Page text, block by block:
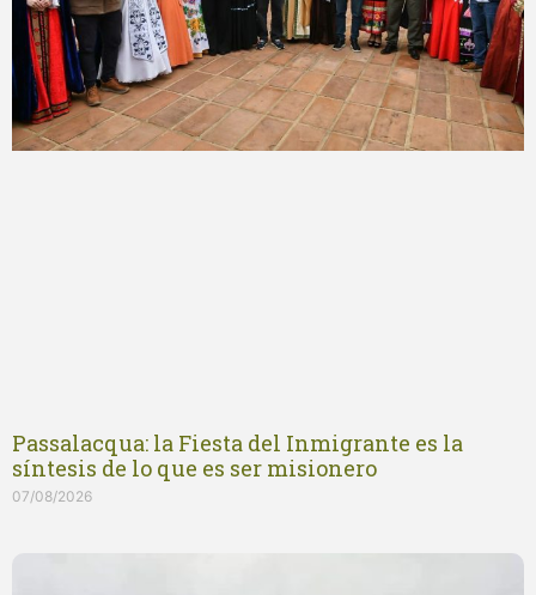
Passalacqua: la Fiesta del Inmigrante es la
síntesis de lo que es ser misionero
07/08/2026